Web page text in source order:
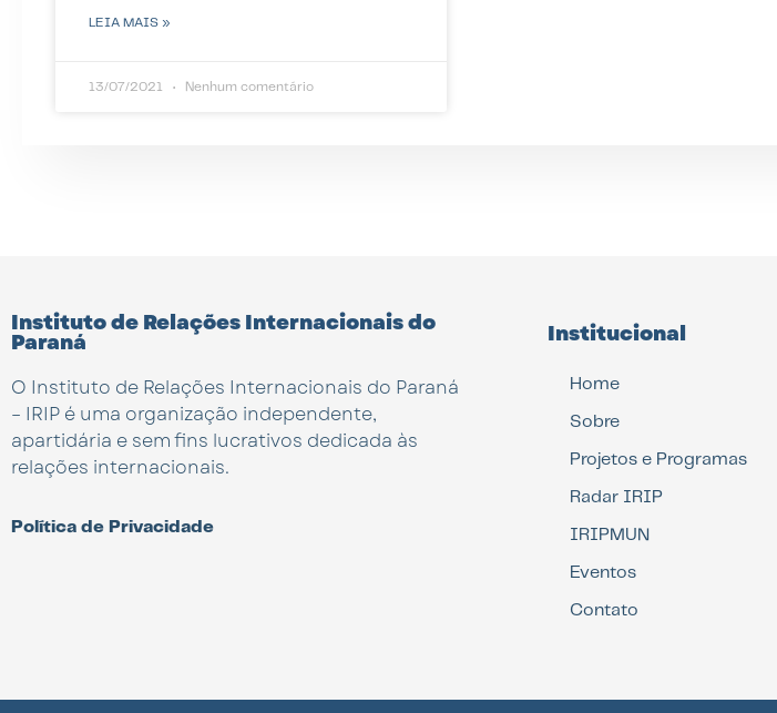
LEIA MAIS »
13/07/2021 Nenhum comentário
Instituto de Relações Internacionais do
Paraná
O Instituto de Relações Internacionais do Paraná
– IRIP é uma organização independente,
apartidária e sem fins lucrativos dedicada às
relações internacionais.
Política de Privacidade
Institucional
Home
Sobre
Projetos e Programas
Radar IRIP
IRIPMUN
Eventos
Contato